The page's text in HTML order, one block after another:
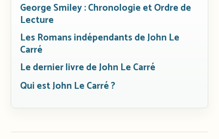
George Smiley : Chronologie et Ordre de
Lecture
Les Romans indépendants de John Le
Carré
Le dernier livre de John Le Carré
Qui est John Le Carré ?